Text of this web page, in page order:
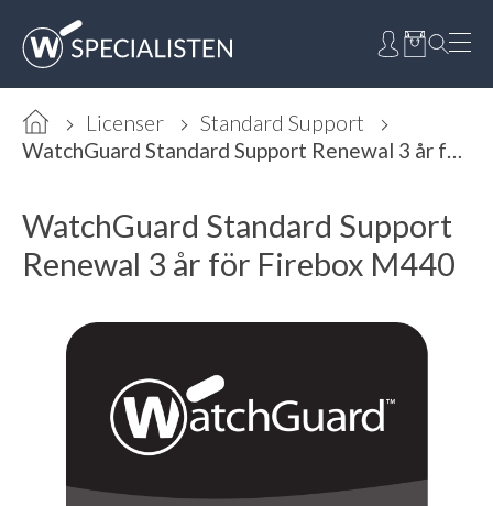
Licenser
Standard Support
WatchGuard Standard Support Renewal 3 år för Firebox M440
WatchGuard Standard Support
Renewal 3 år för Firebox M440